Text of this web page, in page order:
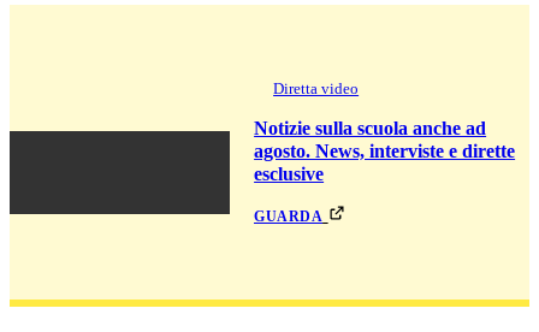
Diretta video
Notizie sulla scuola anche ad
agosto. News, interviste e dirette
esclusive
guarda